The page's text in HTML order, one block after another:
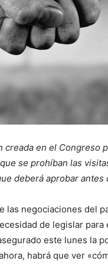
creada en el Congreso
se prohíban las
deberá aprobar antes
las negociaciones del
de legislar
este lunes la
habrá que ver